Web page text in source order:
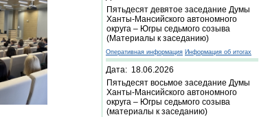
Пятьдесят девятое заседание Думы
Ханты-Мансийского автономного
округа – Югры седьмого созыва
(Материалы к заседанию)
Оперативная информация Информация об итогах
Дата: 18.06.2026
Пятьдесят восьмое заседание Думы
Ханты-Мансийского автономного
округа – Югры седьмого созыва
(материалы к заседанию)